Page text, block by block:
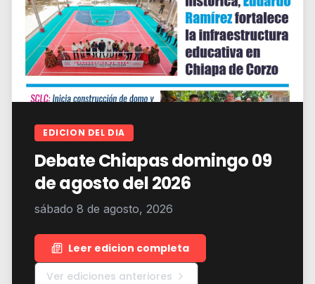
EDICION DEL DIA
Debate Chiapas domingo 09
de agosto del 2026
sábado 8 de agosto, 2026
Leer edicion completa
Ver ediciones anteriores